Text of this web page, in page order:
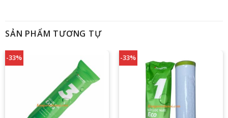
SẢN PHẨM TƯƠNG TỰ
-33% -33%